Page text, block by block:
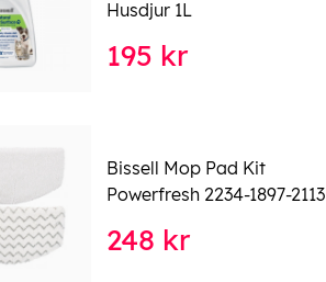
Husdjur 1L
195 kr
Bissell Mop Pad Kit
Powerfresh 2234-1897-2113
248 kr